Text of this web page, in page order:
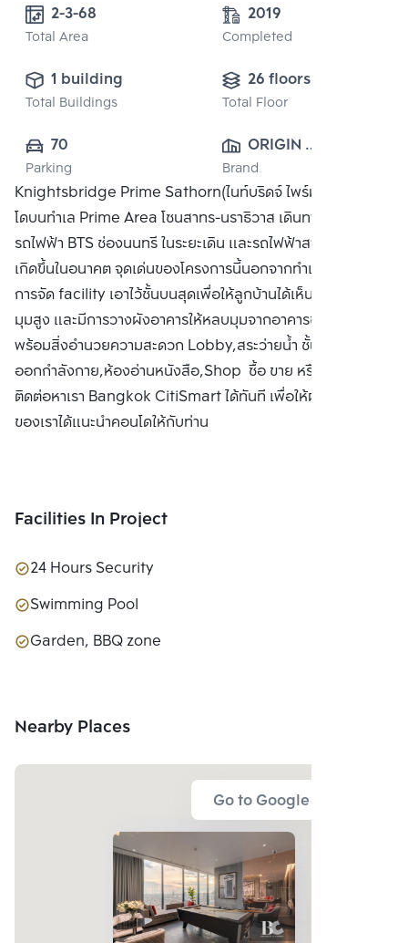
Total Area
2019
Completed
1 building
Total Buildings
26 floors
Total Floor
70
Parking
ORIGIN
PROPERTY
PUBLIC CO.,
LTD.
Brand
Knightsbridge Prime Sathorn(ไนท์บริดจ์ ไพร์ม สาทร) คอน
โดบนทำเล Prime Area โซนสาทร-นราธิวาส เดินทางสะดวก ใกล้
รถไฟฟ้า BTS ช่องนนทรี ในระยะเดิน และรถไฟฟ้าสายสีเทา ที่จะ
เกิดขึ้นในอนาคต จุดเด่นของโครงการนี้นอกจากทำเลที่ตั้ง ยังมี
การจัด facility เอาไว้ชั้นบนสุดเพื่อให้ลูกบ้านได้เห็น city view
มุมสูง และมีการวางผังอาคารให้หลบมุมจากอาคารข้างเคียง
พร้อมสิ่งอำนวยความสะดวก Lobby,สระว่ายน้ำ ชั้นบนสุด,ห้อง
ออกกำลังกาย,ห้องอ่านหนังสือ,Shop ซื้อ ขาย หรือ เช่าคอนโด
ติดต่อหาเรา Bangkok CitiSmart ได้ทันที เพื่อให้ผู้เชี่ยวชาญ
ของเราได้แนะนำคอนโดให้กับท่าน
Facilities In Project
24 Hours Security
Swimming Pool
Garden, BBQ zone
Nearby Places
Go to Google Map